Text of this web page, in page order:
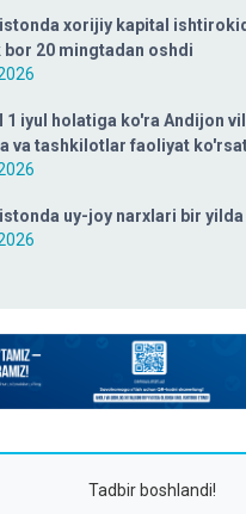
xorijiy kapital
bor 20 mingtadan oshdi
1 iyul holatiga ko'ra Andijon
va tashkilotlar faoliyat
uy-joy narxlari bir
Tadbir boshlandi!